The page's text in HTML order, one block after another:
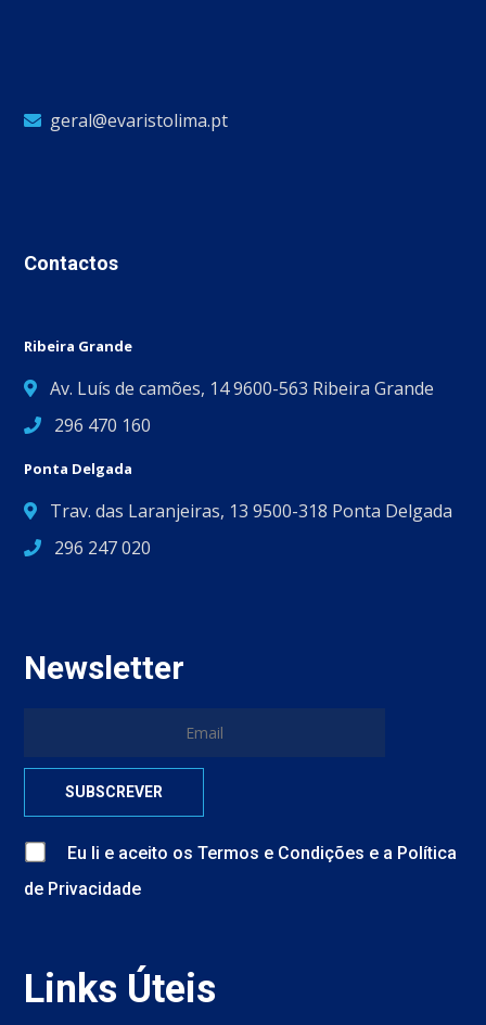
geral@evaristolima.pt
Contactos
Ribeira Grande
Av. Luís de camões, 14 9600-563 Ribeira Grande
296 470 160
Ponta Delgada
Trav. das Laranjeiras, 13 9500-318 Ponta Delgada
296 247 020
Newsletter
Eu li e aceito osTermos e Condições e a Política
de Privacidade
Links Úteis